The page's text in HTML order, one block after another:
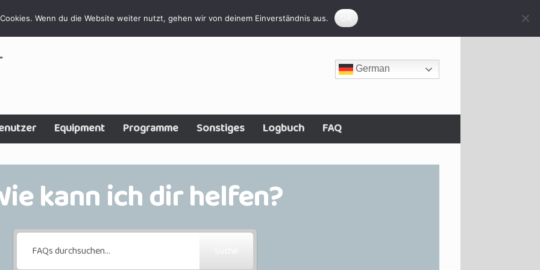
German
Equipment Programme Sonstiges Logbuch FAQ
kann ich dir helfen?
Wenn du die Website weiter nutzt, gehen wir von deinem Einverständnis aus.